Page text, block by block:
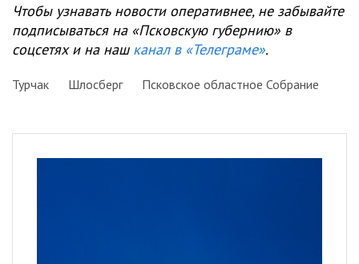
Чтобы узнавать новости оперативнее, не забывайте
подписываться на «Псковскую губернию» в
соцсетях и на наш канал в «Телеграме».
Турчак Шлосберг Псковское областное Собрание